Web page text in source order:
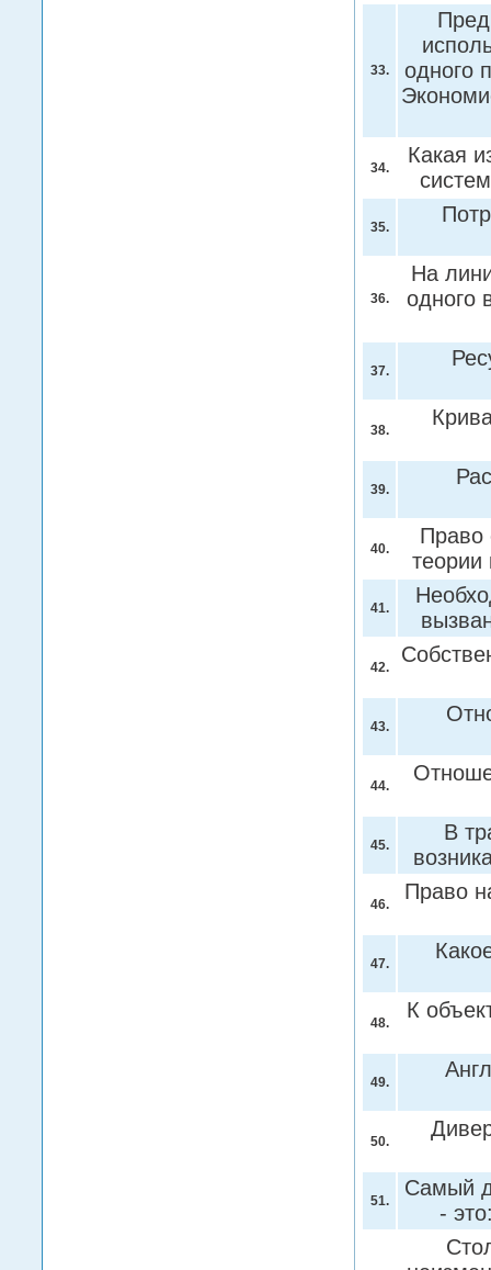
33.
одного
34.
Какая
35.
36.
На
одного
37.
38.
39.
40.
Право
теории
41.
42.
43.
44.
45.
В
46.
Право
47.
48.
К
49.
50.
51.
Самый
-